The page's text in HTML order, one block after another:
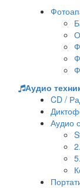
Аудио
CD /
Аудио